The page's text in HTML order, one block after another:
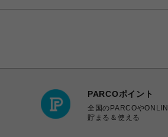
PARCOポイント
全国のPARCOや
貯まる＆使える